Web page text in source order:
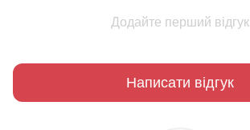
Додайте перший відгук
Написати відгук